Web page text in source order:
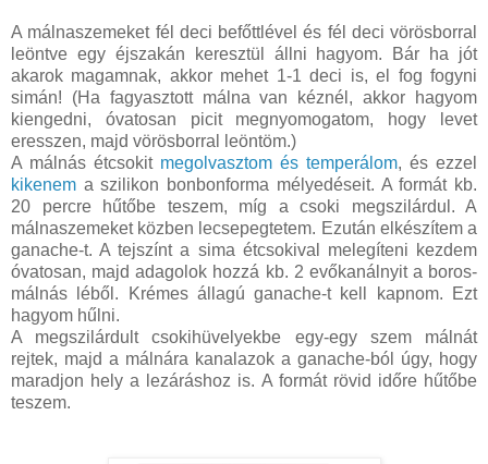
A málnaszemeket fél deci befőttlével és fél deci vörösborral
leöntve egy éjszakán keresztül állni hagyom. Bár ha jót
akarok magamnak, akkor mehet 1-1 deci is, el fog fogyni
simán! (Ha fagyasztott málna van kéznél, akkor hagyom
kiengedni, óvatosan picit megnyomogatom, hogy levet
eresszen, majd vörösborral leöntöm.)
A málnás étcsokit megolvasztom és temperálom, és ezzel
kikenem a szilikon bonbonforma mélyedéseit. A formát kb.
20 percre hűtőbe teszem, míg a csoki megszilárdul. A
málnaszemeket közben lecsepegtetem. Ezután elkészítem a
ganache-t. A tejszínt a sima étcsokival melegíteni kezdem
óvatosan, majd adagolok hozzá kb. 2 evőkanálnyit a boros-
málnás léből. Krémes állagú ganache-t kell kapnom. Ezt
hagyom hűlni.
A megszilárdult csokihüvelyekbe egy-egy szem málnát
rejtek, majd a málnára kanalazok a ganache-ból úgy, hogy
maradjon hely a lezáráshoz is. A formát rövid időre hűtőbe
teszem.